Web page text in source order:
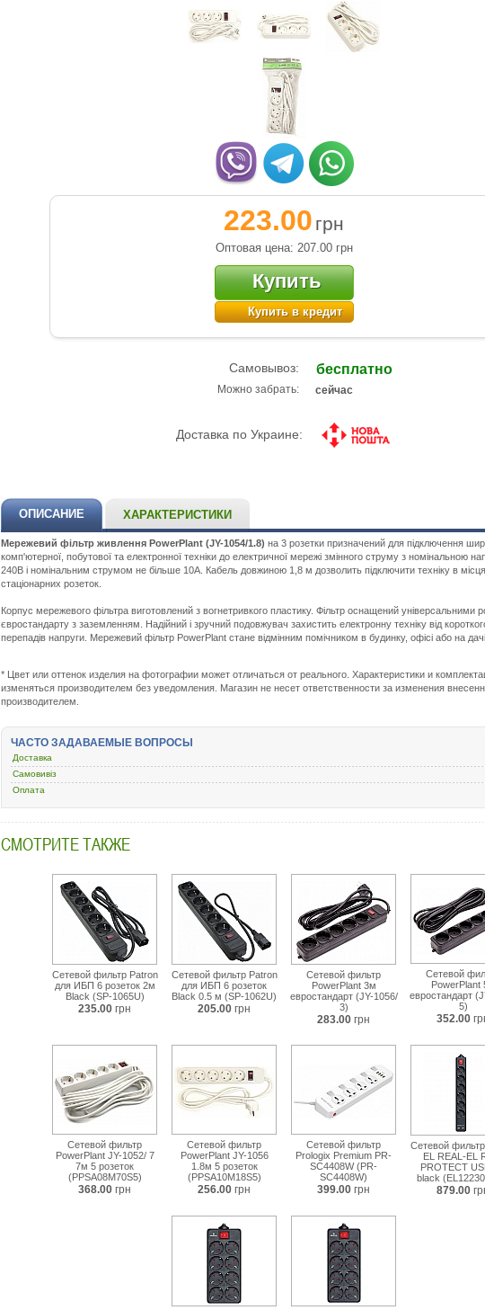
223.00 грн
Оптовая цена: 207.00 грн
Купить
Купить в кредит
Самовывоз: бесплатно
Можно забрать: сейчас
Доставка по Украине:
ОПИСАНИЕ ХАРАКТЕРИСТИКИ
Мережевий фільтр живлення PowerPlant (JY-1054/1.8) на 3 розетки призначений для підключення
комп'ютерної, побутової та електронної техніки до електричної мережі змінного струму з номінальною
240В і номінальним струмом не більше 10А. Кабель довжиною 1,8 м дозволить підключити техніку в
стаціонарних розеток.
Корпус мережевого фільтра виготовлений з вогнетривкого пластику. Фільтр оснащений універсальними
євростандарту з заземленням. Надійний і зручний подовжувач захистить електронну техніку від
перепадів напруги. Мережевий фільтр PowerPlant стане відмінним помічником в будинку, офісі або на дачі.
* Цвет или оттенок изделия на фотографии может отличаться от реального. Характеристики и
изменяться производителем без уведомления. Магазин не несет ответственности за изменения
производителем.
ЧАСТО ЗАДАВАЕМЫЕ ВОПРОСЫ
Доставка
Самовивіз
Оплата
СМОТРИТЕ ТАКЖЕ
Сетевой фильтр Patron
для ИБП 6 розеток 2м
Black (SP-1065U)
235.00 грн
Сетевой фильтр Patron
для ИБП 6 розеток
Black 0.5 м (SP-1062U)
205.00 грн
Сетевой фильтр
PowerPlant 3м
евростандарт (JY-1056/
3)
283.00 грн
Сетевой
PowerPlant
евростандарт
5)
352.00
Сетевой фильтр
PowerPlant JY-1052/ 7
7м 5 розеток
(PPSA08M70S5)
368.00 грн
Сетевой фильтр
PowerPlant JY-1056
1.8м 5 розетoк
(PPSA10M18S5)
256.00 грн
Сетевой фильтр
Prologix Premium PR-
SC4408W (PR-
SC4408W)
399.00 грн
Сетевой
EL REAL-EL
PROTECT
black
879.00